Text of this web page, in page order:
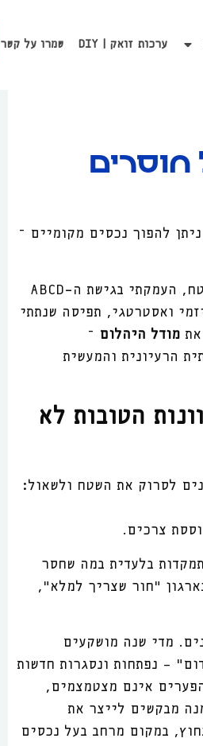
ערכות זואק | DIY שמרו על קשר
חוסרים
להפוך נכסים מקומיים –
לאורך שנים של הובלת קבוצות מנהיגות בנגב ועשייה יזמית בשטח, העמקתי בגישת ה־ABCD
ואסטרטגי, תפיסה שנתתי
מודל היהלום –
הרעיונית והמעשית
הטובות לא
לסרוק את השטח ולשאול:
צרכים.
בלעדית במה שחסר
"חור שצריך למלא",
מדי שנה מושקעים
- נפתחות ונסגרות חדשות
אינם מצטמצמים,
מבקשים לייצר את
במקום מרחב בעל נכסים